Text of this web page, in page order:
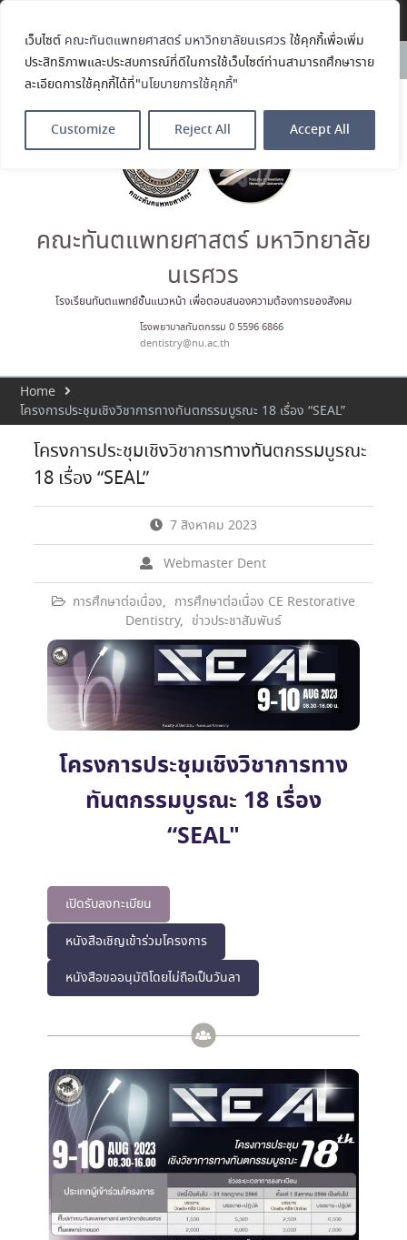
เว็บไซต์ คณะทันตแพทยศาสตร์ มหาวิทยาลัยนเรศวร ใช้คุกกี้เพื่อเพิ่ม
ประสิทธิภาพและประสบการณ์ที่ดีในการใช้เว็บไซต์ท่านสามารถศึกษาราย
ละเอียดการใช้คุกกี้ได้ที่"นโยบายการใช้คุกกี้"
Customize Reject All Accept All
News:
คณะทันตแพทยศาสตร์
มหาวิทยาลัยนเรศวร ร่วมออกบูธ
ประชาสัมพันธ์ หลักสูตรทันตแพทย
ประกาศนียบัตรผู้ช่วยทันตแพทย์
ในโครงการ Open House 2026
ตน ค้นหาตัวเอง
ประกาศคณะทันตแพทยศาสตร์
มหาวิทยาลัยนเรศวร เรื่อง ผู้ผ่าน
การสอบแข่งขันเข้าเป็นพนักงาน
ราชการ (เงินรายได้) ตำแหน่ง ผู้
ประมวลภาพบรรยากาศกิจกรรม
Dent Connect Board Game
2569 ณ คณะทันแพทยศาสตร์
คณะทันตแพทยศาสตร์ มหาวิทยาลัย
นเรศวร
โรงเรียนทันตแพทย์ชั้นแนวหน้า เพื่อตอบสนองความต้องการของสังคม
โรงพยาบาลทันตกรรม 0 5596 6866
dentistry@nu.ac.th
Home
โครงการประชุมเชิงวิชาการทางทันตกรรมบูรณะ 18 เรื่อง “SEAL”
โครงการประชุมเชิงวิชาการทางทันตกรรมบูรณะ
18 เรื่อง “SEAL”
7 สิงหาคม 2023
Webmaster Dent
การศึกษาต่อเนื่อง, การศึกษาต่อเนื่อง CE Restorative
Dentistry, ข่าวประชาสัมพันธ์
โครงการประชุมเชิงวิชาการทาง
ทันตกรรมบูรณะ 18 เรื่อง
“SEAL"
เปิดรับลงทะเบียน
หนังสือเชิญเข้าร่วมโครงการ
หนังสือขออนุมัติโดยไม่ถือเป็นวันลา